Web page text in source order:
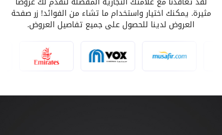
مثيرة. يمكنك اختيار واستخدام ما تشاء من الفوائد! زر صفحة
العروض لدينا للحصول على جميع تفاصيل العروض.